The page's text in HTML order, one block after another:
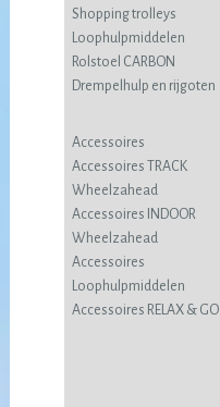
Shopping trolleys
Loophulpmiddelen
Rolstoel CARBON
Drempelhulp en rijgoten
Accessoires
Accessoires TRACK
Wheelzahead
Accessoires INDOOR
Wheelzahead
Accessoires
Loophulpmiddelen
Accessoires RELAX & GO